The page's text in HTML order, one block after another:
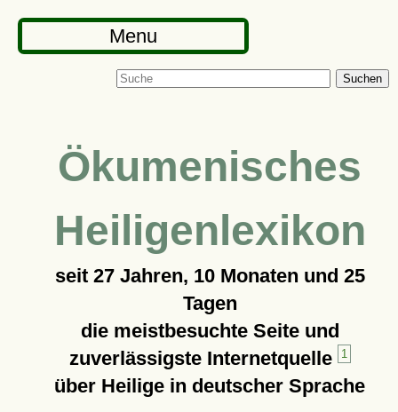
Menu
Suchen
Ökumenisches
Heiligenlexikon
seit 27 Jahren, 10 Monaten und 25
Tagen
die meistbesuchte Seite und
zuverlässigste Internetquelle
1
über Heilige in deutscher Sprache